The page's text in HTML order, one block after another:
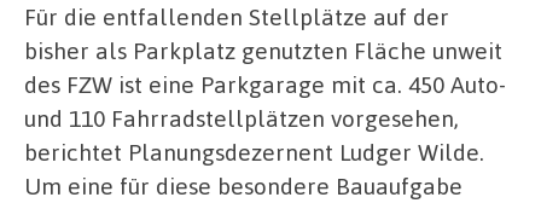
Für die entfallenden Stellplätze auf der
bisher als Parkplatz genutzten Fläche unweit
des FZW ist eine Parkgarage mit ca. 450 Auto-
und 110 Fahrradstellplätzen vorgesehen,
berichtet Planungsdezernent Ludger Wilde.
Um eine für diese besondere Bauaufgabe